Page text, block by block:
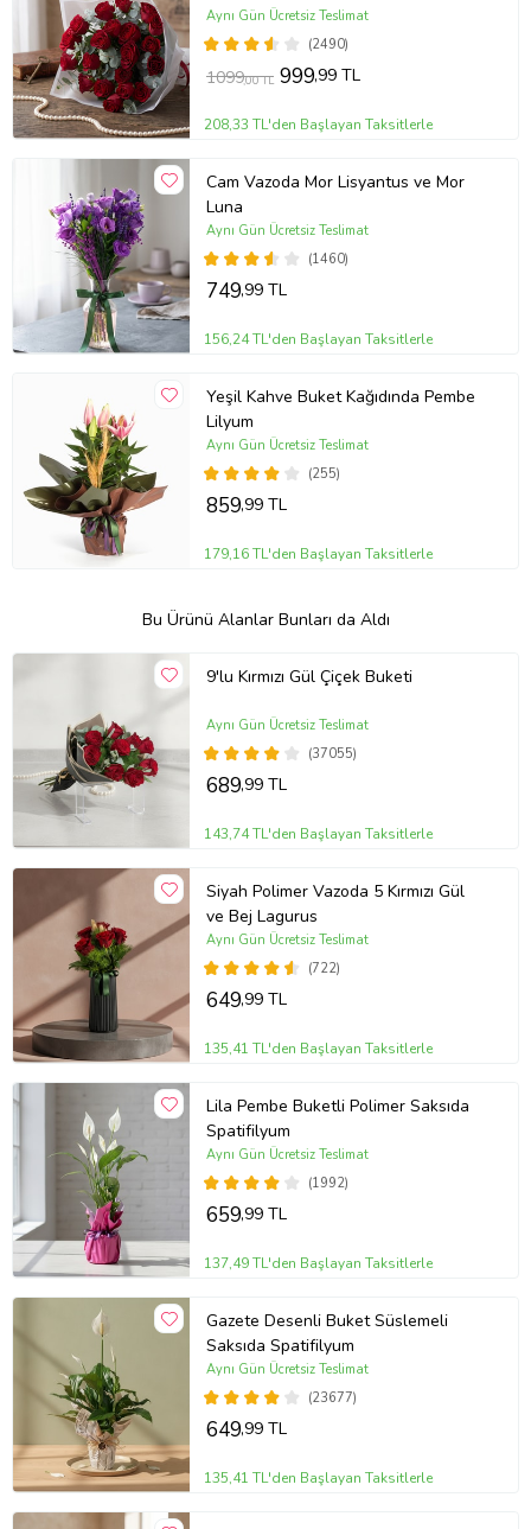
(2490)
Aynı Gün Ücretsiz Teslimat
1099,00 TL 999,99 TL
208,33 TL'den Başlayan Taksitlerle
Cam Vazoda Mor Lisyantus ve Mor
Luna
(1460)
Aynı Gün Ücretsiz Teslimat
749,99 TL
156,24 TL'den Başlayan Taksitlerle
Yeşil Kahve Buket Kağıdında Pembe
Lilyum
(255)
Aynı Gün Ücretsiz Teslimat
859,99 TL
179,16 TL'den Başlayan Taksitlerle
Bu Ürünü Alanlar Bunları da Aldı
9'lu Kırmızı Gül Çiçek Buketi
(37055)
Aynı Gün Ücretsiz Teslimat
689,99 TL
143,74 TL'den Başlayan Taksitlerle
Siyah Polimer Vazoda 5 Kırmızı Gül
ve Bej Lagurus
(722)
Aynı Gün Ücretsiz Teslimat
649,99 TL
135,41 TL'den Başlayan Taksitlerle
Lila Pembe Buketli Polimer Saksıda
Spatifilyum
(1992)
Aynı Gün Ücretsiz Teslimat
659,99 TL
137,49 TL'den Başlayan Taksitlerle
Gazete Desenli Buket Süslemeli
Saksıda Spatifilyum
(23677)
Aynı Gün Ücretsiz Teslimat
649,99 TL
135,41 TL'den Başlayan Taksitlerle